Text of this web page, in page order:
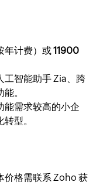
年计费）或11900
工智能助手 Zia、跨
。
能需求较高的小企
型。
价格需联系 Zoho 获